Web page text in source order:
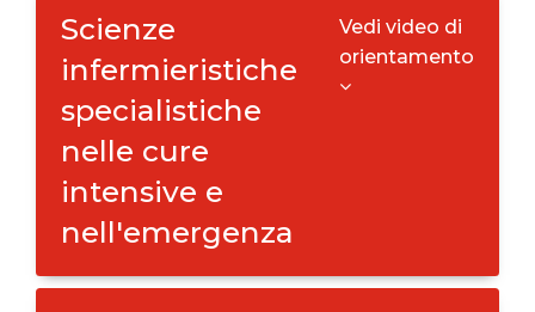
Scienze
infermieristiche
specialistiche
nelle cure
intensive e
nell'emergenza
Vedi video di
orientamento